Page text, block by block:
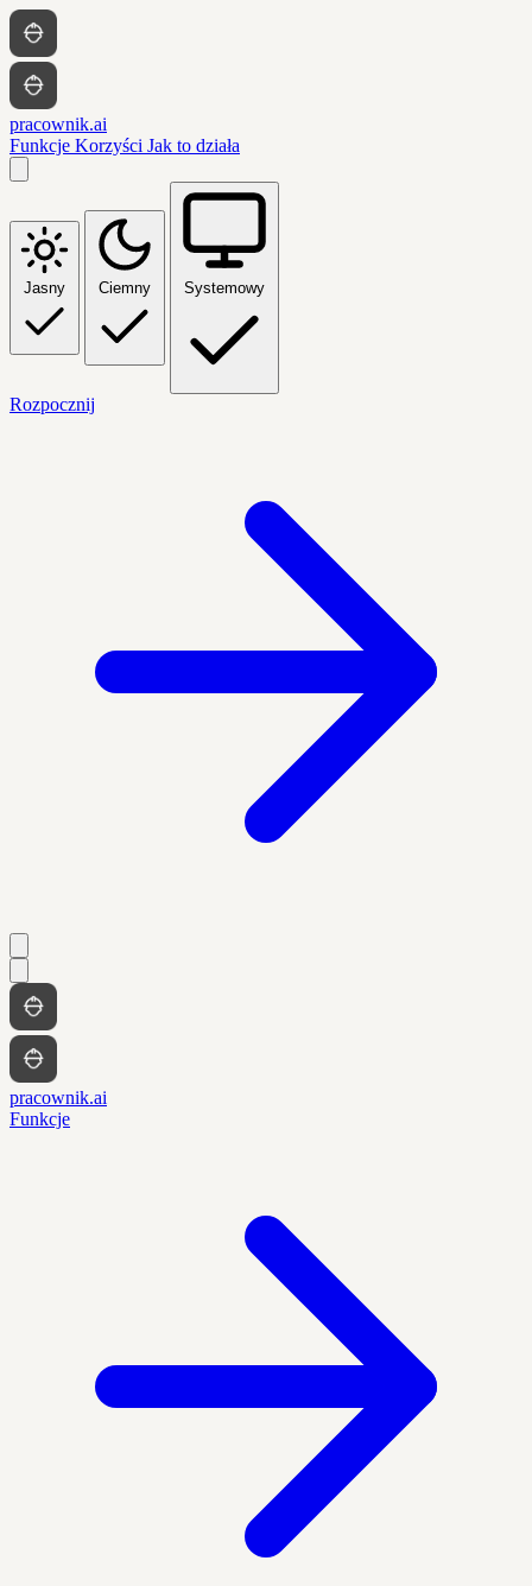
pracownik.ai
Funkcje Korzyści Jak to działa
Jasny Ciemny Systemowy
Rozpocznij
pracownik.ai
Funkcje